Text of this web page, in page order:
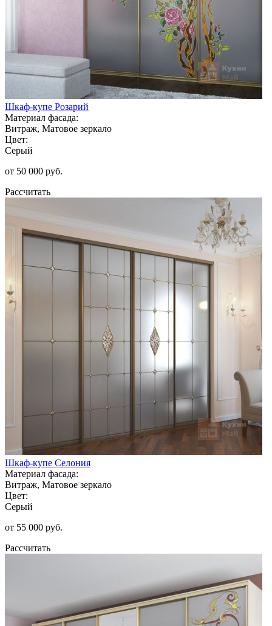
Шкаф-купе Розарий
Материал фасада:
Витраж, Матовое зеркало
Цвет:
Серый
от 50 000 руб.
Рассчитать
Шкаф-купе Селония
Материал фасада:
Витраж, Матовое зеркало
Цвет:
Серый
от 55 000 руб.
Рассчитать